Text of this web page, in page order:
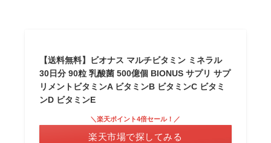
【送料無料】ビオナス マルチビタミン ミネラル
30日分 90粒 乳酸菌 500億個 BIONUS サプリ サプ
リメントビタミンA ビタミンB ビタミンC ビタミ
ンD ビタミンE
＼楽天ポイント4倍セール！／
楽天市場で探してみる